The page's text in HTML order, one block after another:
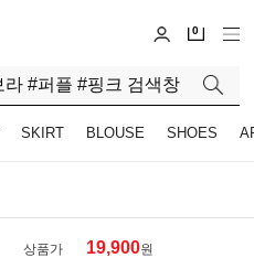
0
SKIRT BLOUSE SHOES
상품가 19,900원